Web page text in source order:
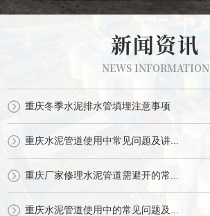
新闻资讯
NEWS INFORMATION
重庆冬季水泥排水管填埋注意事项
重庆水泥管道使用中常见问题及讲...
重庆厂家修理水泥管道需避开的常...
重庆水泥管道使用中的常见问题及...